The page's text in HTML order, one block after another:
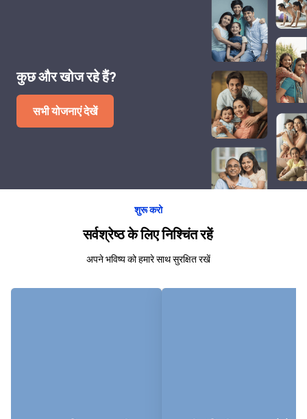
कुछ और खोज रहे हैं?
सभी योजनाएं देखें
शुरू करो
सर्वश्रेष्ठ के लिए निश्चिंत रहें
अपने भविष्य को हमारे साथ सुरक्षित रखें